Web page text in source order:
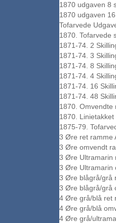
1870 udgaven 8
1870 udgaven
Tofarvede
1870. Tofarvede
1871-74. 2
1871-74. 3
1871-74. 8
1871-74. 4
1871-74. 16
1871-74. 48
1870. Omvendte
1870. Linietakket
1875-79.
3 Øre ret ramme
3 Øre omvendt
3 Øre Ultramarin
3 Øre Ultramarin
3 Øre blågrå/grå
3 Øre blågrå/grå
4 Øre grå/blå ret
4 Øre grå/blå
4 Øre grå/